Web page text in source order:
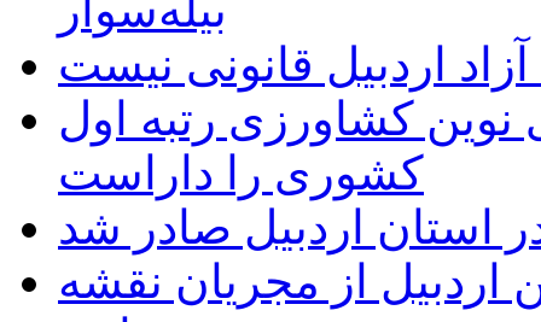
اردبیل قانونی نیست
نوین کشاورزی رتبه اول
کشوری را داراست
استان اردبیل صادر شد
از مجریان نقشه